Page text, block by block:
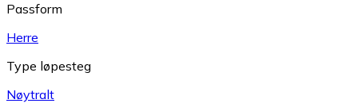
Passform
Herre
Type løpesteg
Nøytralt